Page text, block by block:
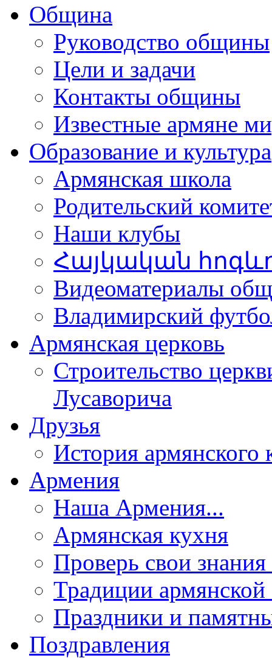
Община
Руководство общины
Цели и задачи
Контакты общины
Известные армяне
Образование и культура
Армянская школа
Родительский
Наши клубы
Հայկական
Видеоматериалы
Владимирский
Армянская церковь
Строительство
Лусаворича
Друзья
История армянского
Армения
Наша Армения...
Армянская кухня
Проверь свои
Традиции армянской
Праздники и
Поздравления